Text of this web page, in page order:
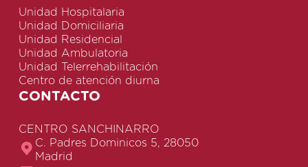
Unidad Hospitalaria
Unidad Domiciliaria
Unidad Residencial
Unidad Ambulatoria
Unidad Telerrehabilitación
Centro de atención diurna
CONTACTO
CENTRO SANCHINARRO
C. Padres Dominicos 5, 28050
Madrid